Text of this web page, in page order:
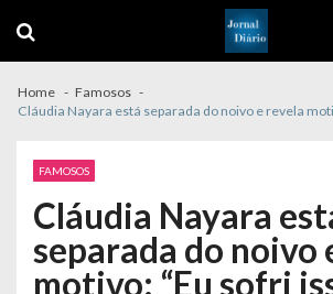
navigation
content
Home
Famosos
Cláudia Nayara está separada do noivo e revela
FAMOSOS
Cláudia Nayara
separada do noivo
motivo: “Eu sofri